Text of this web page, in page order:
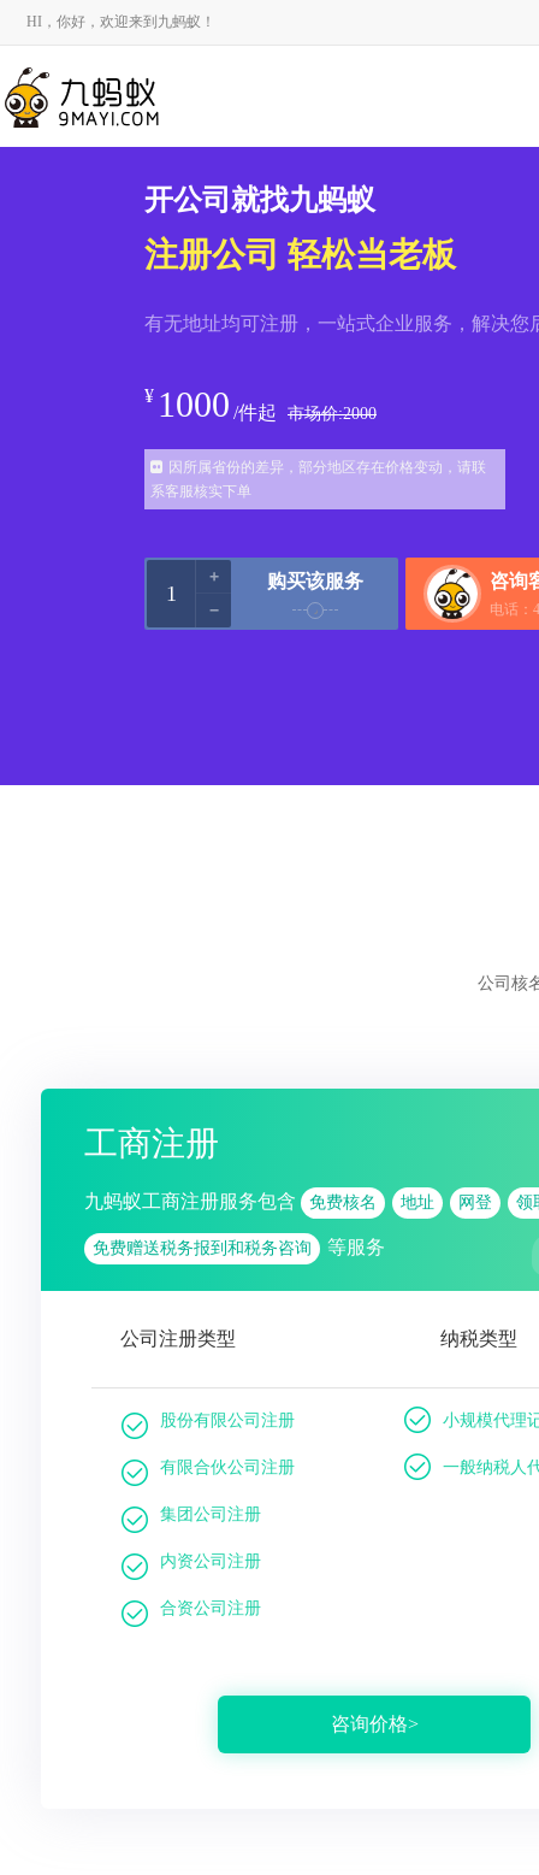
HI，你好，欢迎来到九蚂蚁！
开公司就找九蚂蚁
注册公司 轻松当老板
有无地址均可注册，一站式企业服务，解决您
¥ 1000 /件起 市场价:2000
因所属省份的差异，部分地区存在价格变动，请联
系客服核实下单
+
−
购买该服务 咨询
电话：
公司核
工商注册
九蚂蚁工商注册服务包含 免费核名 地址 网登 领
免费赠送税务报到和税务咨询 等服务
公司注册类型 纳税类型
股份有限公司注册
有限合伙公司注册
集团公司注册
内资公司注册
合资公司注册
小规模代理
一般纳税人
咨询价格>